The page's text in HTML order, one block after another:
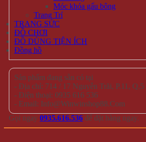
Móc khóa gấu bông
Trang Trí
TRANG SỨC
ĐỒ CHƠI
ĐỒ DÙNG TIỆN ÍCH
Đồng hồ
Sản phẩm đang sẵn có tại
- Địa chỉ: 714 / 17 Nguyễn Trãi, P.11,
- Điện thoại: 0935 616 536
- Email: Info@Winwinshop88.Com
Gọi ngay 0935.616.536 để đặt hàng ngay.